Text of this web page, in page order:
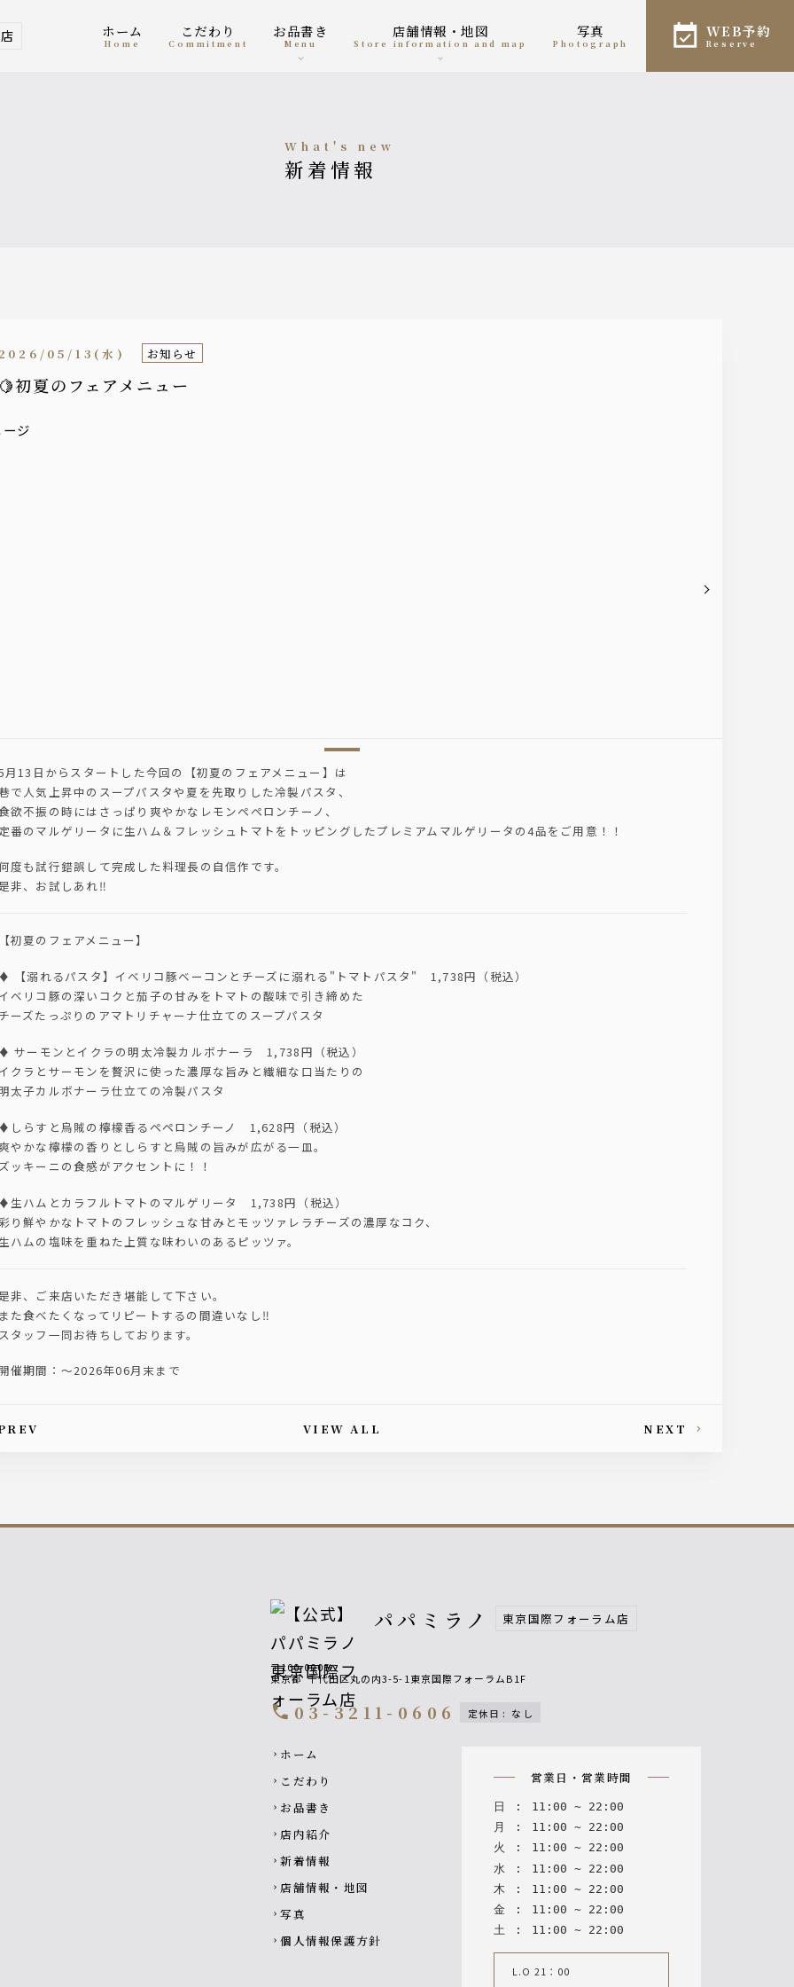
ホーム
home
こだわり
Commitment
お品書き
menu
店舗情報・地図
Store information and map
写真
photograph
WEB予約
reserve
what's new
新着情報
初夏のフェアメニュー
05/13(水) お知らせ
月13日からスタートした今回の【初夏のフェアメニュー】は
で人気上昇中のスープパスタや夏を先取りした冷製パスタ、
欲不振の時にはさっぱり爽やかなレモンペペロンチーノ、
番のマルゲリータに生ハム＆フレッシュトマトをトッピングしたプレミアムマルゲリータの4品をご用意！！
度も試行錯誤して完成した料理長の自信作です。
非、お試しあれ‼️
初夏のフェアメニュー】
【溺れるパスタ】イベリコ豚ベーコンとチーズに溺れる"トマトパスタ" 1,738円（税込）
ベリコ豚の深いコクと茄子の甘みをトマトの酸味で引き締めた
ーズたっぷりのアマトリチャーナ仕立てのスープパスタ
サーモンとイクラの明太冷製カルボナーラ 1,738円（税込）
クラとサーモンを贅沢に使った濃厚な旨みと繊細な口当たりの
太子カルボナーラ仕立ての冷製パスタ
しらすと烏賊の檸檬香るペペロンチーノ 1,628円（税込）
やかな檸檬の香りとしらすと烏賊の旨みが広がる一皿。
ッキーニの食感がアクセントに！！
生ハムとカラフルトマトのマルゲリータ 1,738円（税込）
り鮮やかなトマトのフレッシュな甘みとモッツァレラチーズの濃厚なコク、
ハムの塩味を重ねた上質な味わいのあるピッツァ。
非、ご来店いただき堪能して下さい。
た食べたくなってリピートするの間違いなし‼️
タッフ一同お待ちしております。
催期間：～2026年06月末まで
article's paging VIEW ALL NEXT
パパミラノ 東京国際フォーラム店
〒100-0005
東京都 千代田区丸の内3-5-1東京国際フォーラムB1F
call 03-3211-0606 定休日 : なし
Footer navigation
chevron_right ホーム
chevron_right こだわり
chevron_right お品書き
chevron_right 店内紹介
chevron_right 新着情報
chevron_right 店舗情報・地図
chevron_right 写真
chevron_right 個人情報保護方針
営業日・営業時間
日 : 11 : 00 ~ 22 : 00
月
: 11 : 00 ~ 22 : 00
火
: 11 : 00 ~ 22 : 00
水
: 11 : 00 ~ 22 : 00
木
: 11 : 00 ~ 22 : 00
金
: 11 : 00 ~ 22 : 00
土
: 11 : 00 ~ 22 : 00
L.O 21：00